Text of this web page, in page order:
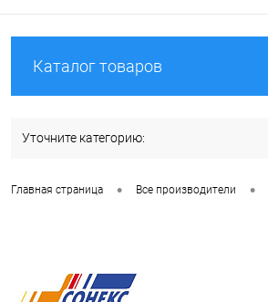
Каталог товаров
Уточните категорию:
Главная страница • Все производители •